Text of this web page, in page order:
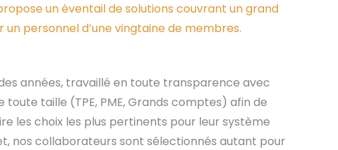
un éventail de solutions couvrant un grand
personnel d’une vingtaine de membres.
années, travaillé en toute transparence avec
toute taille (TPE, PME, Grands comptes) afin de
les choix les plus pertinents pour leur système
nos collaborateurs sont sélectionnés autant pour